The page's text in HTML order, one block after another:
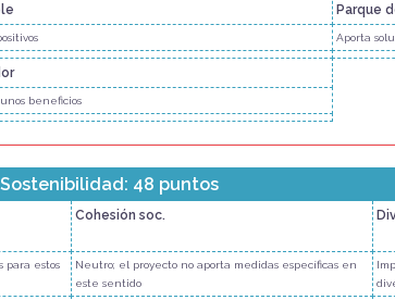
Parque
Aporta
beneficios
Sostenibilidad: 48 puntos
Cohesión soc.
para estos
Neutro; el proyecto no aporta medidas específicas en
este sentido